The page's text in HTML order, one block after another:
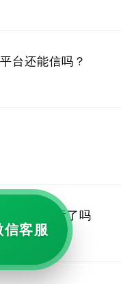
台还能信吗？
门槛你达标了吗
客服